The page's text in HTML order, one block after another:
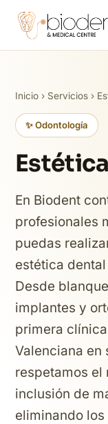
Inicio › Servicios ›
✨ Odontología
En Biodent
profesionales
puedas
estética
Desde
implantes y
primera
Valenciana en
respetamos el
inclusión de
eliminando